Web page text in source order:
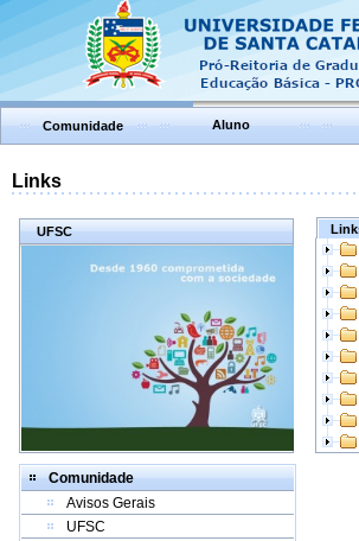
Comunidade Aluno
Links
UFSC
Comunidade
Avisos Gerais
UFSC